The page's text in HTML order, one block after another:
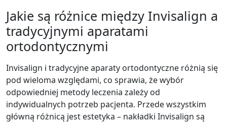
Jakie są różnice między Invisalign a
tradycyjnymi aparatami
ortodontycznymi
Invisalign i tradycyjne aparaty ortodontyczne różnią się
pod wieloma względami, co sprawia, że wybór
odpowiedniej metody leczenia zależy od
indywidualnych potrzeb pacjenta. Przede wszystkim
główną różnicą jest estetyka – nakładki Invisalign są